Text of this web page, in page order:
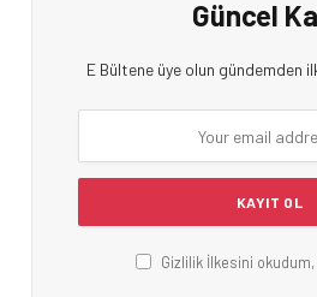
Güncel
E Bültene üye olun gündemden
Gizlilik İlkesini